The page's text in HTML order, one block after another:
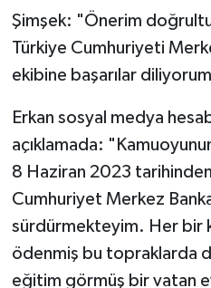
Şimşek: "Önerim
Türkiye Cumhuriyeti
ekibine başarılar
Erkan sosyal medya
açıklamada:
8 Haziran 2023
Cumhuriyet Merkez
sürdürmekteyim. Her bir
ödenmiş bu topraklarda
eğitim görmüş bir vatan